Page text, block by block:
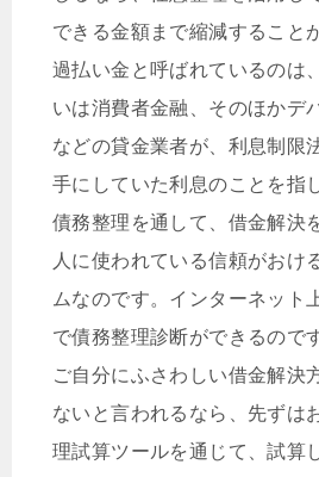
できる金額まで縮減すること
過払い金と呼ばれているのは
いは消費者金融、そのほかデ
などの貸金業者が、利息制限
手にしていた利息のことを指
債務整理を通して、借金解決
人に使われている信頼がおけ
ムなのです。インターネット
で債務整理診断ができるので
ご自分にふさわしい借金解決
ないと言われるなら、先ずは
理試算ツールを通じて、試算